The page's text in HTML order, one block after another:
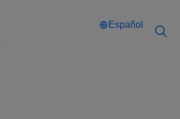
Español